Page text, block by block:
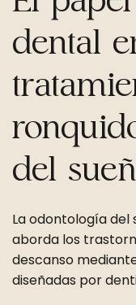
dental
del
La odontología del
aborda los
descanso
diseñadas por